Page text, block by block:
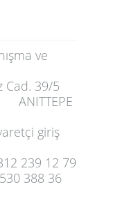
ve
Cad. 39/5
giriş
12 79
388 36